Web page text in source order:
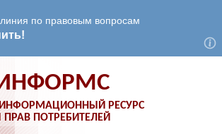
ИНФОРМАЦИОННЫЙ РЕСУРС
ПОТРЕБИТЕЛЕЙ